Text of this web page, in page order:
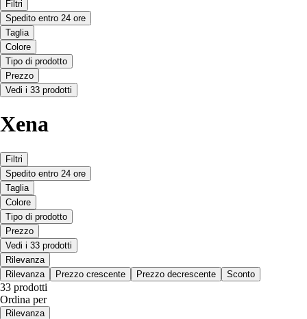
Filtri
Spedito entro 24 ore
Taglia
Colore
Tipo di prodotto
Prezzo
Vedi i 33 prodotti
Xena
Filtri
Spedito entro 24 ore
Taglia
Colore
Tipo di prodotto
Prezzo
Vedi i 33 prodotti
Rilevanza
Rilevanza
Prezzo crescente Prezzo decrescente Sconto
33 prodotti
Ordina per
Rilevanza